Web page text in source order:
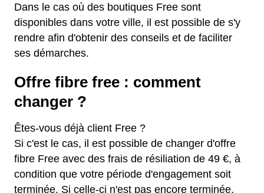
Dans le cas où des boutiques Free sont
disponibles dans votre ville, il est possible de s'y
rendre afin d'obtenir des conseils et de faciliter
ses démarches.
Offre fibre free : comment
changer ?
Êtes-vous déjà client Free ?
Si c'est le cas, il est possible de changer d'offre
fibre Free avec des frais de résiliation de 49 €, à
condition que votre période d'engagement soit
terminée. Si celle-ci n'est pas encore terminée,